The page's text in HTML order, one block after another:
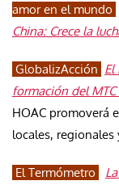
amor en el mundo
China: Crece la
GlobalizAcción El
formación del MTC
HOAC promoverá
locales, regionales
El Termómetro